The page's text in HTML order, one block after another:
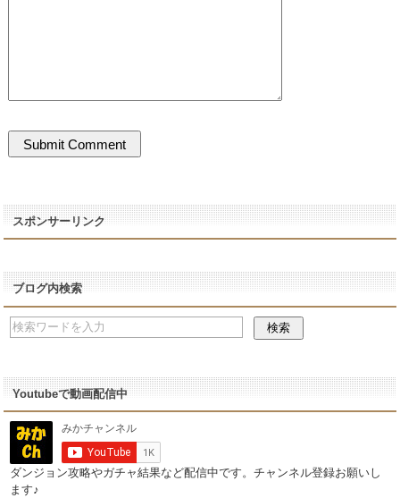
スポンサーリンク
ブログ内検索
Youtubeで動画配信中
ダンジョン攻略やガチャ結果など配信中です。チャンネル登録お願いし
ます♪